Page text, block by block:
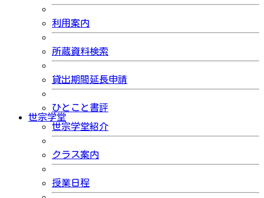
利用案内
所蔵資料検索
貸出期間延長申請
ひとこと書評
世宗学堂
世宗学堂紹介
クラス案内
授業日程